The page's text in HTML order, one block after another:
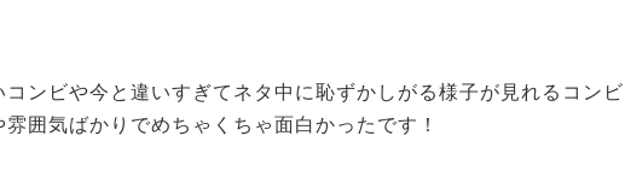
ンビや今と違いすぎてネタ中に恥ずかしがる様子が見れるコンビ
囲気ばかりでめちゃくちゃ面白かったです！